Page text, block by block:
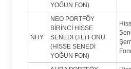
YOĞUN FON)
NHY
NEO PORTFÖY
BİRİNCİ HİSSE
SENEDİ (TL) FONU
(HİSSE SENEDİ
YOĞUN FON)